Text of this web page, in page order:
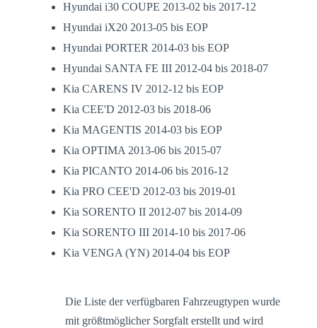
Hyundai i30 COUPE 2013-02 bis 2017-12
Hyundai iX20 2013-05 bis EOP
Hyundai PORTER 2014-03 bis EOP
Hyundai SANTA FE III 2012-04 bis 2018-07
Kia CARENS IV 2012-12 bis EOP
Kia CEE'D 2012-03 bis 2018-06
Kia MAGENTIS 2014-03 bis EOP
Kia OPTIMA 2013-06 bis 2015-07
Kia PICANTO 2014-06 bis 2016-12
Kia PRO CEE'D 2012-03 bis 2019-01
Kia SORENTO II 2012-07 bis 2014-09
Kia SORENTO III 2014-10 bis 2017-06
Kia VENGA (YN) 2014-04 bis EOP
Die Liste der verfügbaren Fahrzeugtypen wurde
mit größtmöglicher Sorgfalt erstellt und wird